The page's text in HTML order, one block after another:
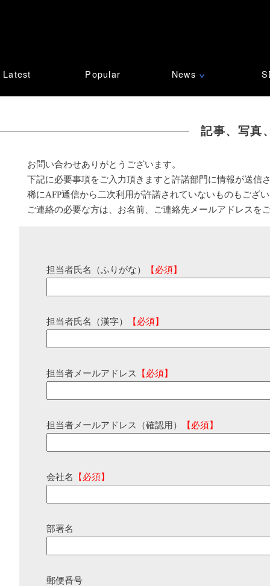
Latest Popular News ∨
記事、写真
お問い合わせありがとうございます。
下記に必要事項をご入力頂きますと許諾部門に情報が送信
稀にAFP通信から二次利用が許諾されていないものもござ
ご連絡の必要な方は、お名前、ご連絡先メールアドレスを
担当者氏名（ふりがな） 【必須】
担当者氏名（漢字） 【必須】
担当者メールアドレス 【必須】
担当者メールアドレス（確認用） 【必須】
会社名 【必須】
部署名
郵便番号